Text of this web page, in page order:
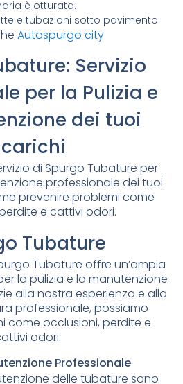
è otturata.
e tubazioni sotto pavimento.
Autospurgo city
Servizio
per la Pulizia e
dei tuoi
di Spurgo Tubature per
professionale dei tuoi
prevenire problemi come
e cattivi odori.
Tubature
Tubature offre un’ampia
la pulizia e la manutenzione
alla nostra esperienza e alla
professionale, possiamo
come occlusioni, perdite e
odori.
Professionale
delle tubature sono